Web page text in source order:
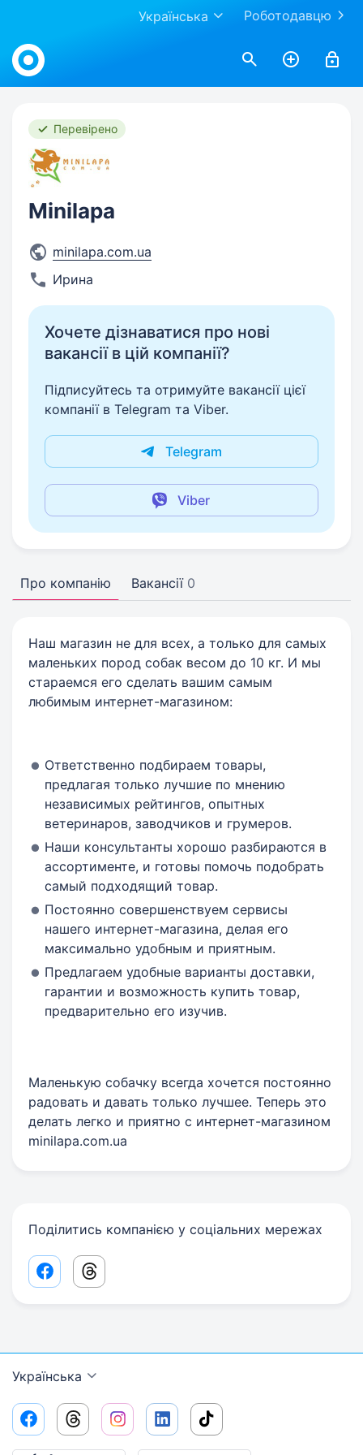
Роботодавцю
Українська
Work.ua
Перевірено
Minilapa
minilapa.com.ua
Ирина
Хочете дізнаватися про нові
вакансії в цій компанії?
Підписуйтесь та отримуйте вакансії цієї
компанії в Telegram та Viber.
Telegram
Viber
Про компанію Вакансії 0
Наш магазин не для всех, а только для самых
маленьких пород собак весом до 10 кг. И мы
стараемся его сделать вашим самым
любимым интернет-магазином:
Ответственно подбираем товары,
предлагая только лучшие по мнению
независимых рейтингов, опытных
ветеринаров, заводчиков и грумеров.
Наши консультанты хорошо разбираются в
ассортименте, и готовы помочь подобрать
самый подходящий товар.
Постоянно совершенствуем сервисы
нашего интернет-магазина, делая его
максимально удобным и приятным.
Предлагаем удобные варианты доставки,
гарантии и возможность купить товар,
предварительно его изучив.
Маленькую собачку всегда хочется постоянно
радовать и давать только лучшее. Теперь это
делать легко и приятно с интернет-магазином
minilapa.com.ua
Поділитись компанією у соціальних мережах
Facebook share link
Threads share link
Українська